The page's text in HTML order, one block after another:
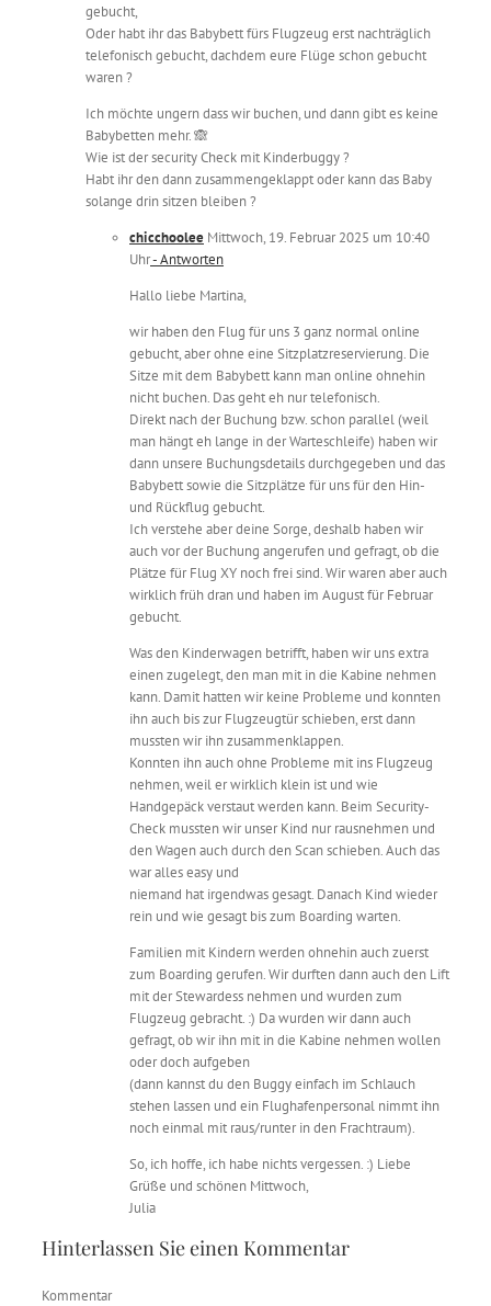
gebucht,
Oder habt ihr das Babybett fürs Flugzeug erst nachträglich
telefonisch gebucht, dachdem eure Flüge schon gebucht
waren ?
Ich möchte ungern dass wir buchen, und dann gibt es keine
Babybetten mehr. 🙈
Wie ist der security Check mit Kinderbuggy ?
Habt ihr den dann zusammengeklappt oder kann das Baby
solange drin sitzen bleiben ?
chicchoolee Mittwoch, 19. Februar 2025 um 10:40
Uhr- Antworten
Hallo liebe Martina,
wir haben den Flug für uns 3 ganz normal online
gebucht, aber ohne eine Sitzplatzreservierung. Die
Sitze mit dem Babybett kann man online ohnehin
nicht buchen. Das geht eh nur telefonisch.
Direkt nach der Buchung bzw. schon parallel (weil
man hängt eh lange in der Warteschleife) haben wir
dann unsere Buchungsdetails durchgegeben und das
Babybett sowie die Sitzplätze für uns für den Hin-
und Rückflug gebucht.
Ich verstehe aber deine Sorge, deshalb haben wir
auch vor der Buchung angerufen und gefragt, ob die
Plätze für Flug XY noch frei sind. Wir waren aber auch
wirklich früh dran und haben im August für Februar
gebucht.
Was den Kinderwagen betrifft, haben wir uns extra
einen zugelegt, den man mit in die Kabine nehmen
kann. Damit hatten wir keine Probleme und konnten
ihn auch bis zur Flugzeugtür schieben, erst dann
mussten wir ihn zusammenklappen.
Konnten ihn auch ohne Probleme mit ins Flugzeug
nehmen, weil er wirklich klein ist und wie
Handgepäck verstaut werden kann. Beim Security-
Check mussten wir unser Kind nur rausnehmen und
den Wagen auch durch den Scan schieben. Auch das
war alles easy und
niemand hat irgendwas gesagt. Danach Kind wieder
rein und wie gesagt bis zum Boarding warten.
Familien mit Kindern werden ohnehin auch zuerst
zum Boarding gerufen. Wir durften dann auch den Lift
mit der Stewardess nehmen und wurden zum
Flugzeug gebracht. :) Da wurden wir dann auch
gefragt, ob wir ihn mit in die Kabine nehmen wollen
oder doch aufgeben
(dann kannst du den Buggy einfach im Schlauch
stehen lassen und ein Flughafenpersonal nimmt ihn
noch einmal mit raus/runter in den Frachtraum).
So, ich hoffe, ich habe nichts vergessen. :) Liebe
Grüße und schönen Mittwoch,
Julia
Hinterlassen Sie einen Kommentar
Kommentar